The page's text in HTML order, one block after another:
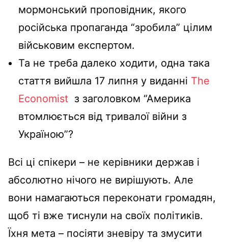
мормонський проповідник, якого
російська пропаганда “зробила” цілим
військовим експертом.
Та не треба далеко ходити, одна така
стаття вийшла 17 липня у виданні The
Economist з заголовком “Америка
втомлюється від тривалої війни з
Україною”?
Всі ці спікери – не керівники держав і
абсолютно нічого не вирішують. Але
вони намагаються переконати громадян,
щоб ті вже тиснули на своїх політиків.
Їхня мета – посіяти зневіру та змусити